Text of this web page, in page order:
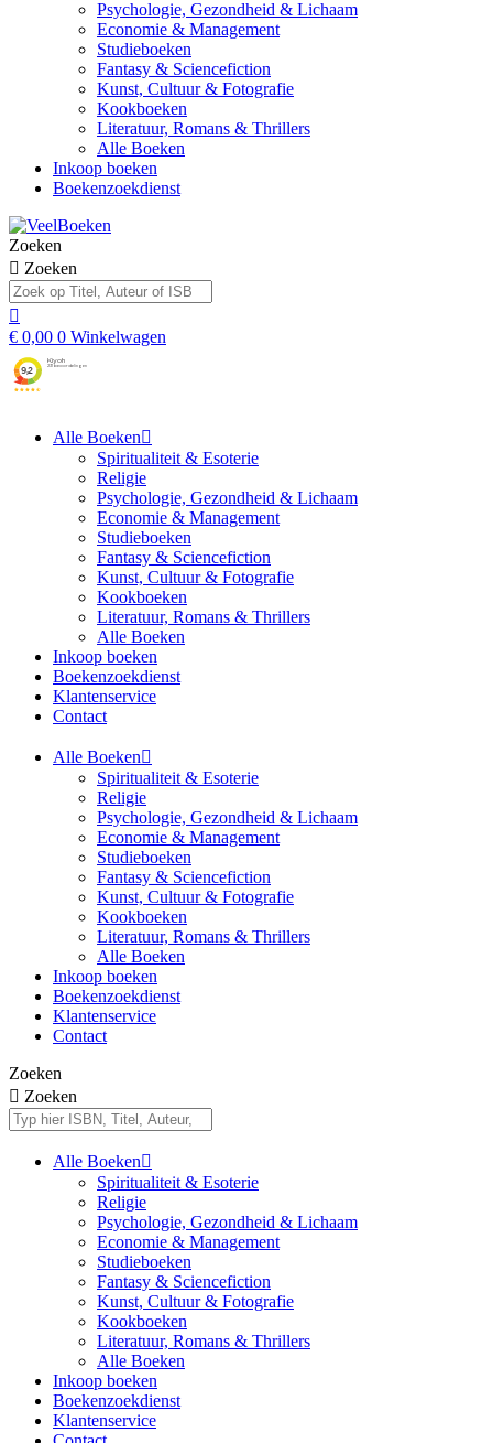
Psychologie, Gezondheid & Lichaam
Economie & Management
Studieboeken
Fantasy & Sciencefiction
Kunst, Cultuur & Fotografie
Kookboeken
Literatuur, Romans & Thrillers
Alle Boeken
Inkoop boeken
Boekenzoekdienst
Zoeken
Zoeken
€ 0,00 0 Winkelwagen
Alle Boeken
Spiritualiteit & Esoterie
Religie
Psychologie, Gezondheid & Lichaam
Economie & Management
Studieboeken
Fantasy & Sciencefiction
Kunst, Cultuur & Fotografie
Kookboeken
Literatuur, Romans & Thrillers
Alle Boeken
Inkoop boeken
Boekenzoekdienst
Klantenservice
Contact
Alle Boeken
Spiritualiteit & Esoterie
Religie
Psychologie, Gezondheid & Lichaam
Economie & Management
Studieboeken
Fantasy & Sciencefiction
Kunst, Cultuur & Fotografie
Kookboeken
Literatuur, Romans & Thrillers
Alle Boeken
Inkoop boeken
Boekenzoekdienst
Klantenservice
Contact
Zoeken
Zoeken
Alle Boeken
Spiritualiteit & Esoterie
Religie
Psychologie, Gezondheid & Lichaam
Economie & Management
Studieboeken
Fantasy & Sciencefiction
Kunst, Cultuur & Fotografie
Kookboeken
Literatuur, Romans & Thrillers
Alle Boeken
Inkoop boeken
Boekenzoekdienst
Klantenservice